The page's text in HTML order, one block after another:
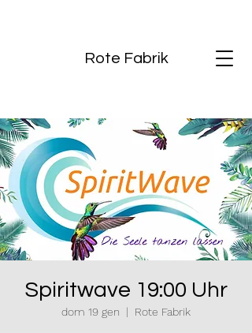
Rote Fabrik
Spiritwave 19:00 Uhr
dom 19 gen
  |
Rote Fabrik